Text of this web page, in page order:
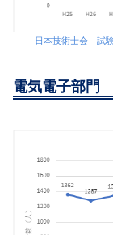
日本技術士会 試
電気電子部門